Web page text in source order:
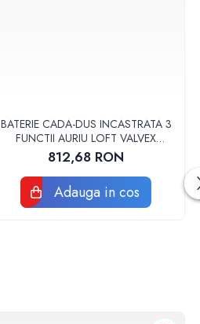
BATERIE CADA-DUS INCASTRATA 3
FUNCTII AURIU LOFT VALVEX
2455560
812,68 RON
Adauga in cos